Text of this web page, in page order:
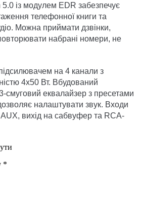
із модулем EDR забезпечує
телефонної книги та
Можна приймати дзвінки,
набрані номери, не
на 4 канали з
4х50 Вт. Вбудований
смуговий еквалайзер з пресетами
налаштувати звук. Входи
вихід на сабвуфер та RCA-
*